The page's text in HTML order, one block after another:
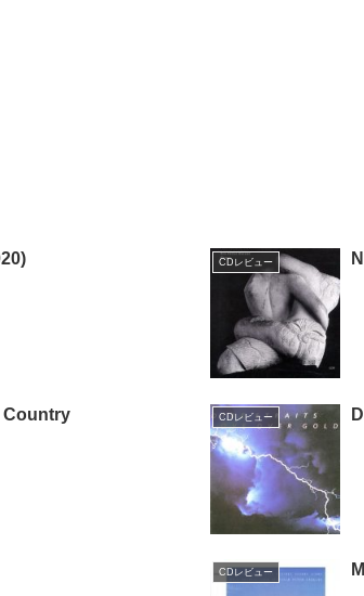
CDレビュー
Country
CDレビュー
CDレビュー